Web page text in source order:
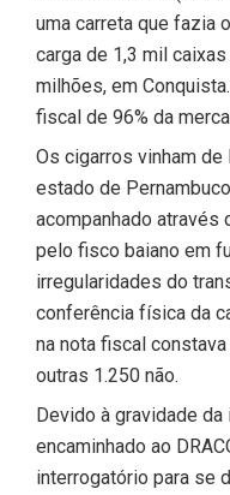
uma carreta que fazia
carga de 1,3 mil
milhões, em
fiscal de 96% da
Os cigarros vinham de
estado de
acompanhado através
pelo fisco baiano em
irregularidades do
conferência física da
na nota fiscal
outras 1.250 não.
Devido à gravidade
encaminhado ao
interrogatório para se